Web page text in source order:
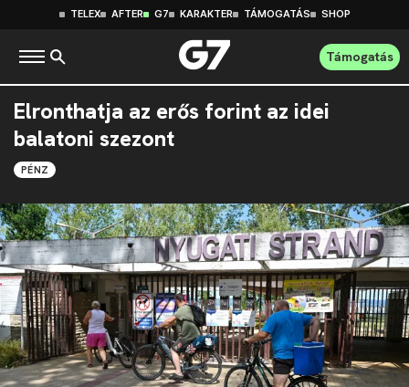
TELEX AFTER G7 KARAKTER TÁMOGATÁS SHOP
Támogatás
Elronthatja az erős forint az idei
balatoni szezont
PÉNZ